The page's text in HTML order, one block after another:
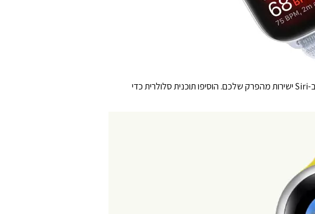
קבלו שיחה בזמן ריצה. ענו להודעה במהירות במהלך פגישה. האזינו למוזיקה בתנועה. או השתמשו ב-Apple Pay וב-Siri ישירות מהפרק שלכם. הוסיפו תוכנית סלולרית כדי